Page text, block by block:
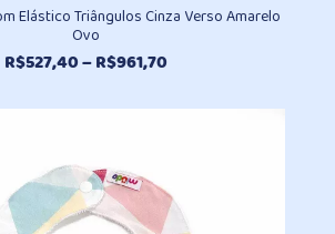
Elástico Triângulos Cinza Verso Amarelo
Ovo
R$527,40–R$961,70
preço: